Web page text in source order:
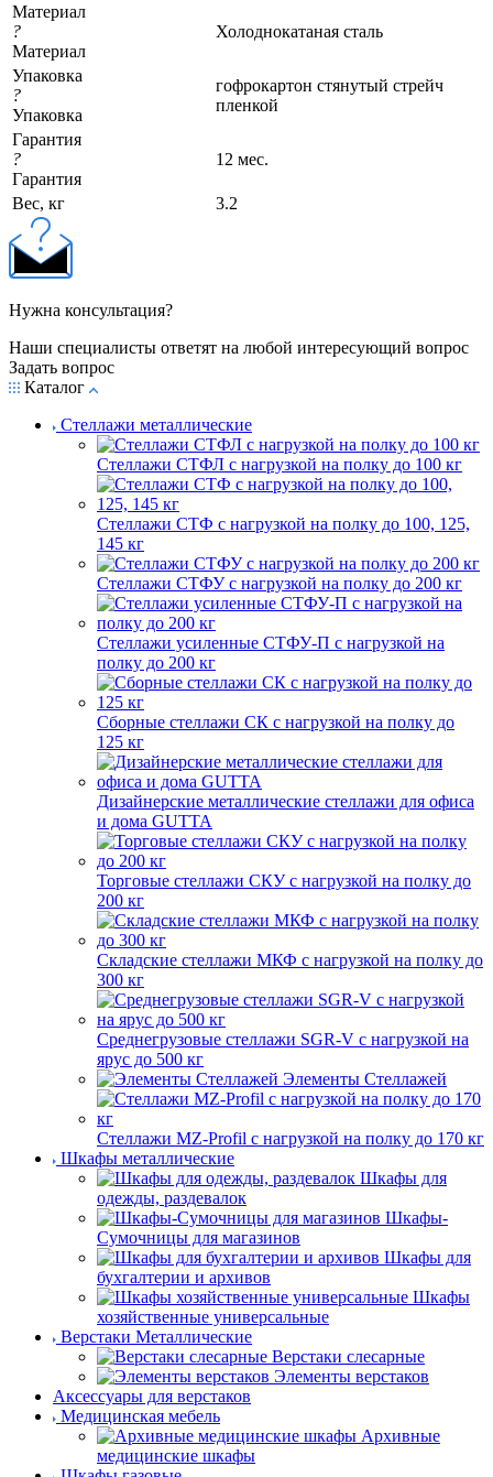
Материал
?
Материал
Холоднокатаная сталь
Упаковка
?
Упаковка
гофрокартон стянутый стрейч
пленкой
Гарантия
?
Гарантия
12 мес.
Вес, кг 3.2
Нужна консультация?
Наши специалисты ответят на любой интересующий вопрос
Задать вопрос
Каталог
Стеллажи металлические
Стеллажи СТФЛ с нагрузкой на полку до 100 кг
Стеллажи СТФ с нагрузкой на полку до 100, 125,
145 кг
Стеллажи СТФУ с нагрузкой на полку до 200 кг
Стеллажи усиленные СТФУ-П с нагрузкой на
полку до 200 кг
Сборные стеллажи СК с нагрузкой на полку до
125 кг
Дизайнерские металлические стеллажи для офиса
и дома GUTTA
Торговые стеллажи СКУ с нагрузкой на полку до
200 кг
Складские стеллажи МКФ с нагрузкой на полку до
300 кг
Среднегрузовые стеллажи SGR-V с нагрузкой на
ярус до 500 кг
Элементы Стеллажей
Стеллажи MZ-Profil с нагрузкой на полку до 170 кг
Шкафы металлические
Шкафы для
одежды, раздевалок
Шкафы-
Сумочницы для магазинов
Шкафы для
бухгалтерии и архивов
Шкафы
хозяйственные универсальные
Верстаки Металлические
Верстаки слесарные
Элементы верстаков
Аксессуары для верстаков
Медицинская мебель
Архивные
медицинские шкафы